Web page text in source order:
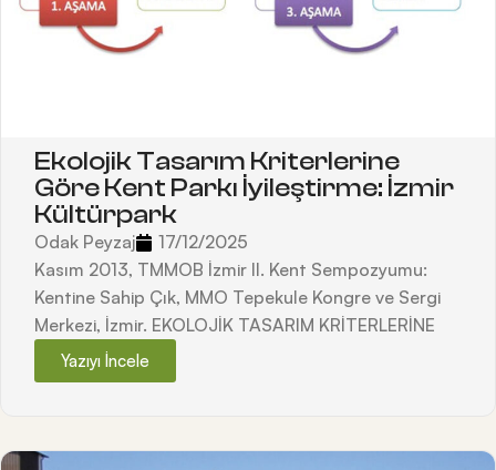
Ekolojik Tasarım Kriterlerine
Göre Kent Parkı İyileştirme: İzmir
Kültürpark
Odak Peyzaj
17/12/2025
Kasım 2013, TMMOB İzmir II. Kent Sempozyumu:
Kentine Sahip Çık, MMO Tepekule Kongre ve Sergi
Merkezi, İzmir. EKOLOJİK TASARIM KRİTERLERİNE
Yazıyı İncele